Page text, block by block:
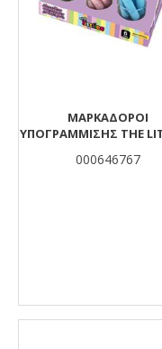
ΜΑΡΚΑΔΌΡΟΙ
ΥΠΟΓΡΆΜΜΙΣΗΣ THE
000646767